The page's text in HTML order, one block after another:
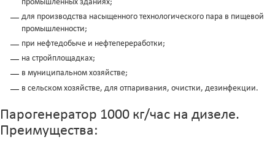
промышленных зданиях;
для производства насыщенного технологического пара в пищевой
промышленности;
при нефтедобыче и нефтепереработки;
на стройплощадках;
в муниципальном хозяйстве;
в сельском хозяйстве, для отпаривания, очистки, дезинфекции.
Парогенератор 1000 кг/час на дизеле.
Преимущества: